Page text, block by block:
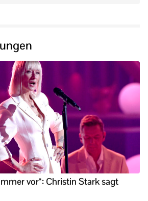
vor“: Christin Stark sagt